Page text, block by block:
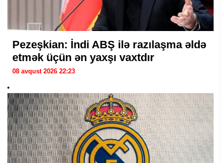
Pezeşkian: İndi ABŞ ilə razılaşma əldə
etmək üçün ən yaxşı vaxtdır
08 avqust 2026 22:23